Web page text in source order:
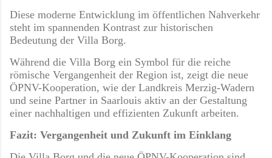
Diese moderne Entwicklung im öffentlichen Nahverkehr
steht im spannenden Kontrast zur historischen
Bedeutung der Villa Borg.
Während die Villa Borg ein Symbol für die reiche
römische Vergangenheit der Region ist, zeigt die neue
ÖPNV-Kooperation, wie der Landkreis Merzig-Wadern
und seine Partner in Saarlouis aktiv an der Gestaltung
einer nachhaltigen und effizienten Zukunft arbeiten.
Fazit: Vergangenheit und Zukunft im Einklang